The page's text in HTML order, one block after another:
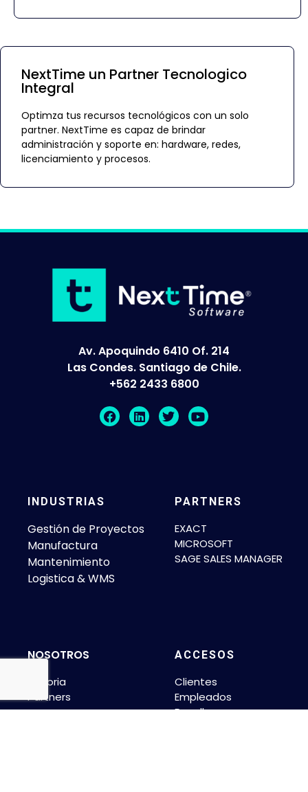
NextTime un Partner Tecnologico
Integral
Optimza tus recursos tecnológicos con un solo
partner. NextTime es capaz de brindar
administración y soporte en: hardware, redes,
licenciamiento y procesos.
Av. Apoquindo 6410 Of. 214
Las Condes. Santiago de Chile.
+562 2433 6800
INDUSTRIAS
Gestión de Proyectos
Manufactura
Mantenimiento
Logistica & WMS
PARTNERS
EXACT
MICROSOFT
SAGE SALES MANAGER
NOSOTROS
Historia
Partners
ACCESOS
Clientes
Empleados
Resellers